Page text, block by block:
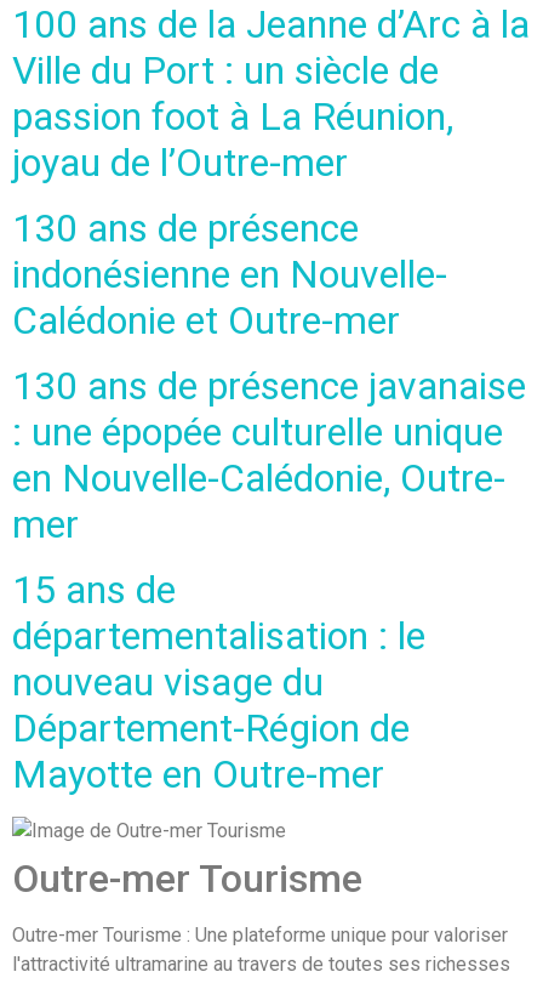
100 ans de la Jeanne d’Arc à la
Ville du Port : un siècle de
passion foot à La Réunion,
joyau de l’Outre-mer
130 ans de présence
indonésienne en Nouvelle-
Calédonie et Outre-mer
130 ans de présence javanaise
: une épopée culturelle unique
en Nouvelle-Calédonie, Outre-
mer
15 ans de
départementalisation : le
nouveau visage du
Département-Région de
Mayotte en Outre-mer
Outre-mer Tourisme
Outre-mer Tourisme : Une plateforme unique pour valoriser
l'attractivité ultramarine au travers de toutes ses richesses